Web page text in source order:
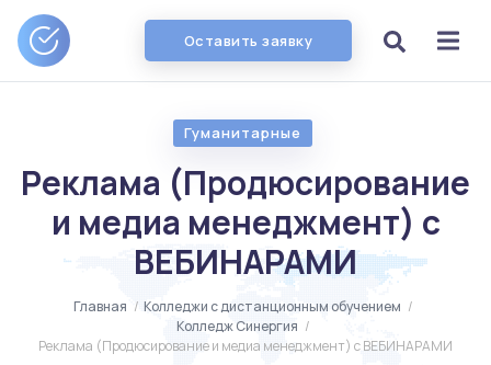
Оставить заявку
Гуманитарные
Реклама (Продюсирование
и медиа менеджмент) с
ВЕБИНАРАМИ
Главная / Колледжи с дистанционным обучением /
Колледж Синергия /
Реклама (Продюсирование и медиа менеджмент) с ВЕБИНАРАМИ